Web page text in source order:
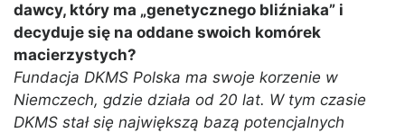
dawcy, który ma „genetycznego bliźniaka” i
decyduje się na oddane swoich komórek
macierzystych?
Fundacja DKMS Polska ma swoje korzenie w
Niemczech, gdzie działa od 20 lat. W tym czasie
DKMS stał się największą bazą potencjalnych